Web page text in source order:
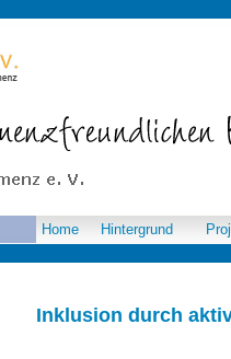
Inklusion durch
Home Hintergrund